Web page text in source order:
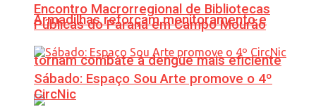
Armadilhas reforçam monitoramento e
tornam combate à dengue mais eficiente
Encontro Macrorregional de Bibliotecas
Públicas do Paraná em Campo Mourão
Sábado: Espaço Sou Arte promove o 4º
CircNic